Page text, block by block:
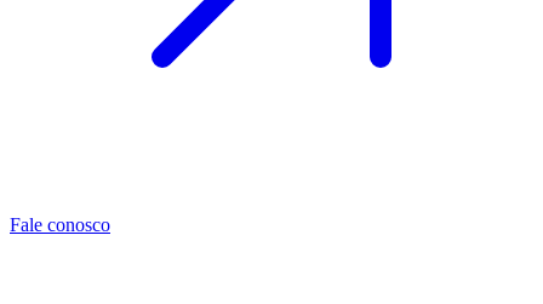
Fale conosco